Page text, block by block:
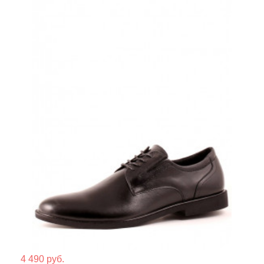
4 490 руб.